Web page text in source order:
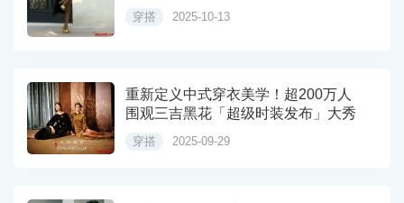
穿搭 2025-10-13
重新定义中式穿衣美学！超200万人
围观三吉黑花「超级时装发布」大秀
穿搭 2025-09-29